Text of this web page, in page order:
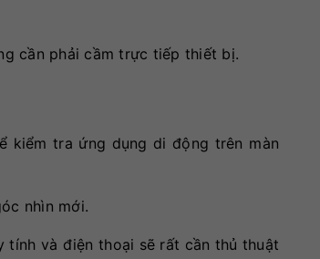
cần phải cầm trực tiếp thiết bị.
kiểm tra ứng dụng di động trên màn
nhìn mới.
tính và điện thoại sẽ rất cần thủ thuật